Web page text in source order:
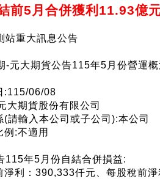
前5月合併獲利11.93億
站重大訊息公告
-元大期貨公告115年5月份營運概
:115/06/08
大期貨股份有限公司
(請輸入本公司或子公司):本公司
例:不適用
115年5月份自結合併損益:
淨利：390,333仟元、每股稅前淨